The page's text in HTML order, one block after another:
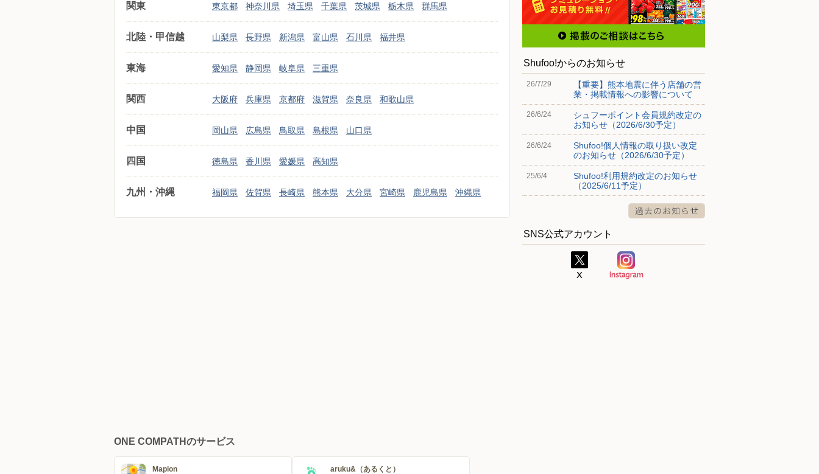
関東 東京都 神奈川県 埼玉県 千葉県 茨城県 栃木県 群馬県
北陸・甲信越 山梨県 長野県 新潟県 富山県 石川県 福井県
東海 愛知県 静岡県 岐阜県 三重県
関西 大阪府 兵庫県 京都府 滋賀県 奈良県 和歌山県
中国 岡山県 広島県 鳥取県 島根県 山口県
四国 徳島県 香川県 愛媛県 高知県
九州・沖縄 福岡県 佐賀県 長崎県 熊本県 大分県 宮崎県 鹿児島県 沖縄県
Shufoo!からのお知らせ
26/7/29
【重要】熊本地震に伴う店舗の営
業・掲載情報への影響について
26/6/24
シュフーポイント会員規約改定の
お知らせ（2026/6/30予定）
26/6/24
Shufoo!個人情報の取り扱い改定
のお知らせ（2026/6/30予定）
25/6/4
Shufoo!利用規約改定のお知らせ
（2025/6/11予定）
SNS公式アカウント
ONE COMPATHのサービス
Mapion
aruku&（あるくと）